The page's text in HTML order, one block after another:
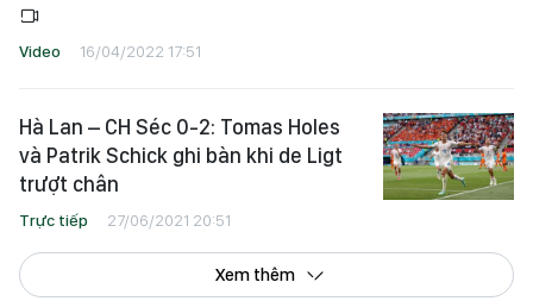
Video 16/04/2022 17:51
Hà Lan – CH Séc 0-2: Tomas Holes
và Patrik Schick ghi bàn khi de Ligt
trượt chân
Trực tiếp 27/06/2021 20:51
Xem thêm